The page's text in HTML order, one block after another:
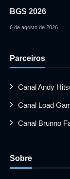
BGS 2026
6 de agosto de 2026
Parceiros
Canal Andy
Canal Load
Canal Brunno
Sobre